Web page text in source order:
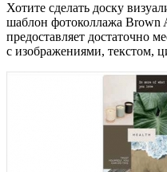
Хотите сделать доску
шаблон фотоколлажа Brown
предоставляет достаточно
с изображениями, текстом,